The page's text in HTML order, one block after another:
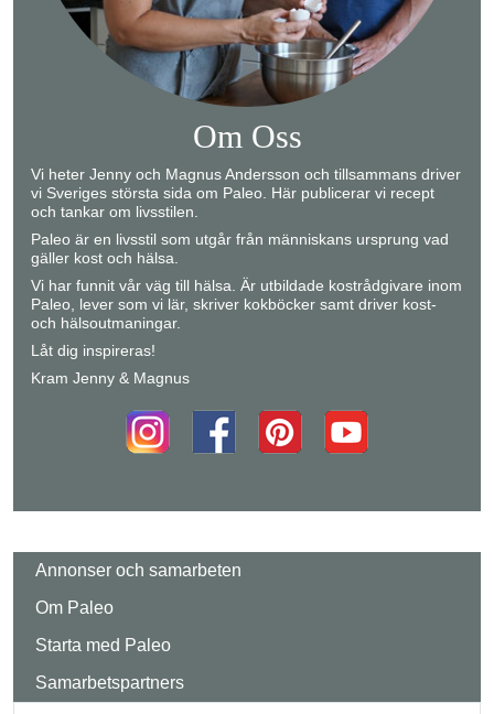
Om Oss
Vi heter Jenny och Magnus Andersson och tillsammans driver
vi Sveriges största sida om Paleo. Här publicerar vi recept
och tankar om livsstilen.
Paleo är en livsstil som utgår från människans ursprung vad
gäller kost och hälsa.
Vi har funnit vår väg till hälsa. Är utbildade kostrådgivare inom
Paleo, lever som vi lär, skriver kokböcker samt driver kost-
och hälsoutmaningar.
Låt dig inspireras!
Kram Jenny & Magnus
Annonser och samarbeten
Om Paleo
Starta med Paleo
Samarbetspartners